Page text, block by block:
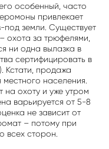
особенный, часто
привлекает
под земли. Существует
охота за трюфелями,
ни одна вылазка в
сертифицировать в
Кстати, продажа
населения.
на охоту и уже утром
варьируется от 5-8
не зависит от
– потому при
всех сторон.